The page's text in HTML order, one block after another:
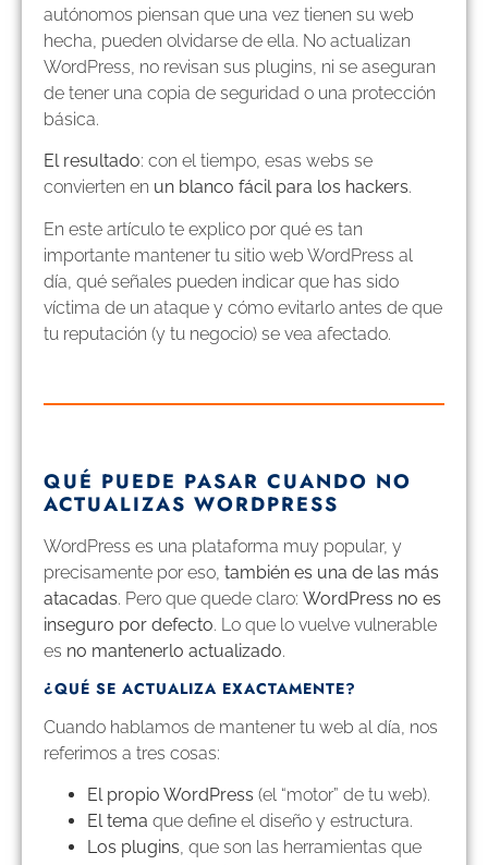
autónomos piensan que una vez tienen su web
hecha, pueden olvidarse de ella. No actualizan
WordPress, no revisan sus plugins, ni se aseguran
de tener una copia de seguridad o una protección
básica.
El resultado: con el tiempo, esas webs se
convierten en un blanco fácil para los hackers.
En este artículo te explico por qué es tan
importante mantener tu sitio web WordPress al
día, qué señales pueden indicar que has sido
víctima de un ataque y cómo evitarlo antes de que
tu reputación (y tu negocio) se vea afectado.
QUÉ PUEDE PASAR CUANDO NO
ACTUALIZAS WORDPRESS
WordPress es una plataforma muy popular, y
precisamente por eso, también es una de las más
atacadas. Pero que quede claro: WordPress no es
inseguro por defecto. Lo que lo vuelve vulnerable
es no mantenerlo actualizado.
¿QUÉ SE ACTUALIZA EXACTAMENTE?
Cuando hablamos de mantener tu web al día, nos
referimos a tres cosas:
El propio WordPress (el “motor” de tu web).
El tema que define el diseño y estructura.
Los plugins, que son las herramientas que